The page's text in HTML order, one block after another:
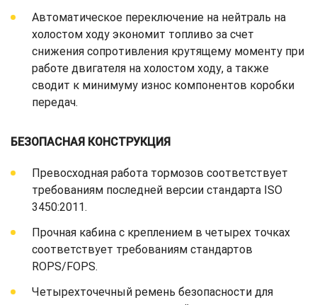
Автоматическое переключение на нейтраль на
холостом ходу экономит топливо за счет
снижения сопротивления крутящему моменту при
работе двигателя на холостом ходу, а также
сводит к минимуму износ компонентов коробки
передач.
БЕЗОПАСНАЯ КОНСТРУКЦИЯ
Превосходная работа тормозов соответствует
требованиям последней версии стандарта ISO
3450:2011.
Прочная кабина с креплением в четырех точках
соответствует требованиям стандартов
ROPS/FOPS.
Четырехточечный ремень безопасности для